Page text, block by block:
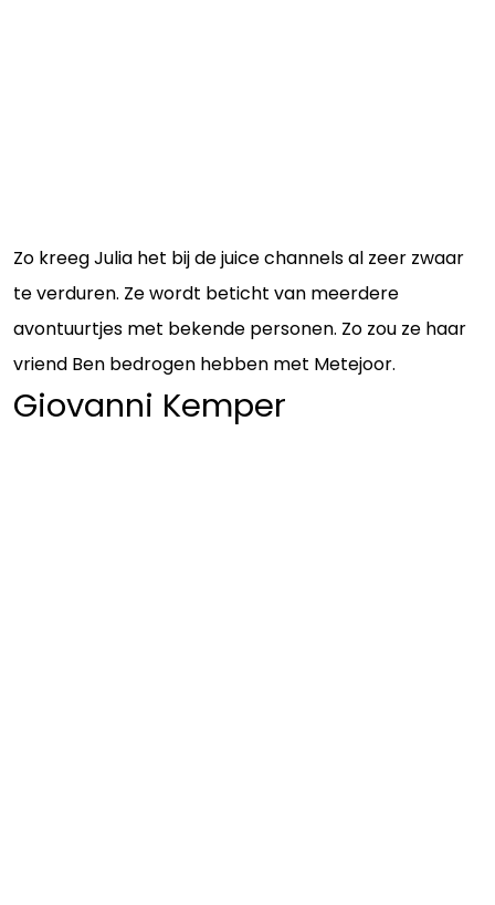
Zo kreeg Julia het bij de juice channels al zeer zwaar
te verduren. Ze wordt beticht van meerdere
avontuurtjes met bekende personen. Zo zou ze haar
vriend Ben bedrogen hebben met Metejoor.
Giovanni Kemper